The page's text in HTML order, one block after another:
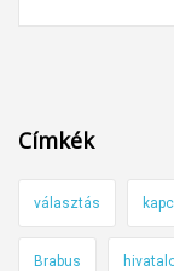
Címkék
választás
Brabus